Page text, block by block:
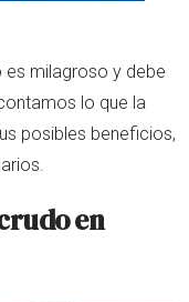
es milagroso y debe
lo que la
posibles beneficios,
en